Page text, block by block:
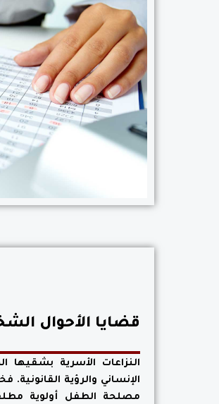
قضايا الأحوال
النزاعات الأسرية بشقيها
الإنساني والرؤية
مصلحة الطفل أولوية